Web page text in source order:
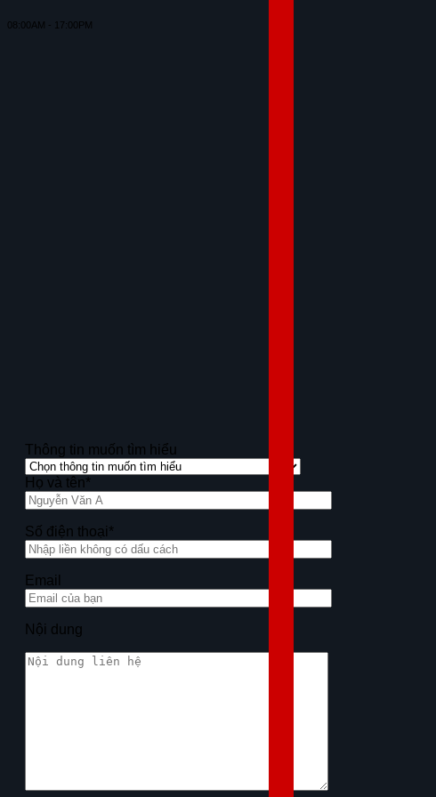
08:00AM - 17:00PM
Thông tin muốn tìm hiểu
Họ và tên*
Số điện thoại*
Email
Nội dung